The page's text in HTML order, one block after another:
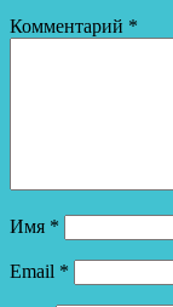
Комментарий *
Имя *
Email *